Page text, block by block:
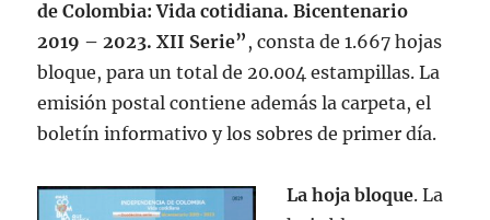
de Colombia: Vida cotidiana. Bicentenario
2019 – 2023. XII Serie” , consta de 1.667 hojas
bloque, para un total de 20.004 estampillas. La
emisión postal contiene además la carpeta, el
boletín informativo y los sobres de primer día.
La hoja bloque. La